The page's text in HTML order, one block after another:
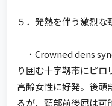
５．発熱を伴う激烈な
・Crowned dens
り囲む十字靱帯にピロ
高齢女性に好発。後頭
るが、頸部前後屈は可